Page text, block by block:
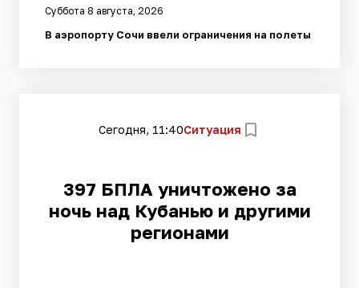
Суббота 8 августа, 2026
В аэропорту Сочи ввели ограничения на полеты
Сегодня, 11:40Ситуация
397 БПЛА уничтожено за
ночь над Кубанью и другими
регионами